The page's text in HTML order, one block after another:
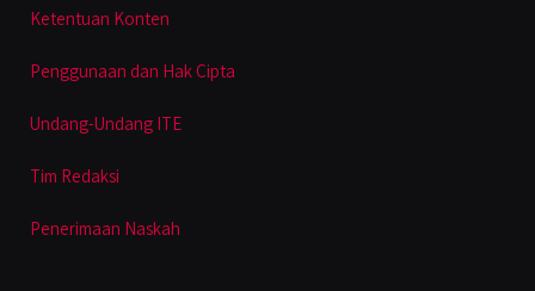
Ketentuan Konten
Penggunaan dan Hak Cipta
Undang-Undang ITE
Tim Redaksi
Penerimaan Naskah